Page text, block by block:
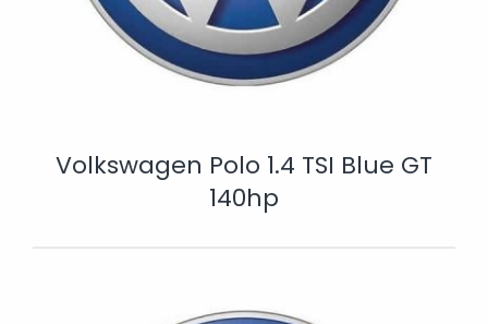
Volkswagen Polo 1.4 TSI Blue GT
140hp